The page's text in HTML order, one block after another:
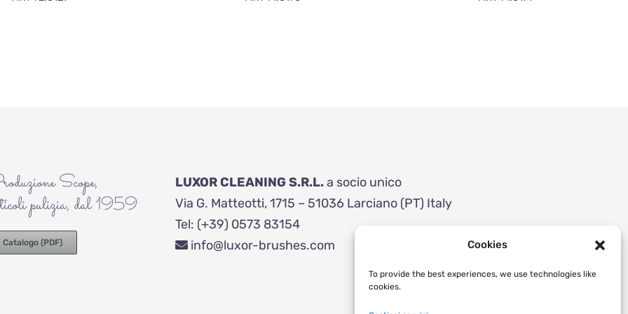
Cookies
To provide the best experiences, we use technologies like
cookies.
Scope,
pulizia, dal 1959
Catalogo (PDF)
LUXOR CLEANING S.R.L.a socio unico
Via G. Matteotti, 1715 – 51036 Larciano (PT) Italy
Tel: (+39) 0573 83154
info@luxor-brushes.com